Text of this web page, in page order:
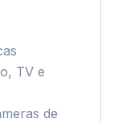
TV e
de